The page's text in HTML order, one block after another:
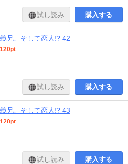
試し読み 購入する
兄、そして恋人!? 42
120pt
試し読み 購入する
兄、そして恋人!? 43
120pt
試し読み 購入する